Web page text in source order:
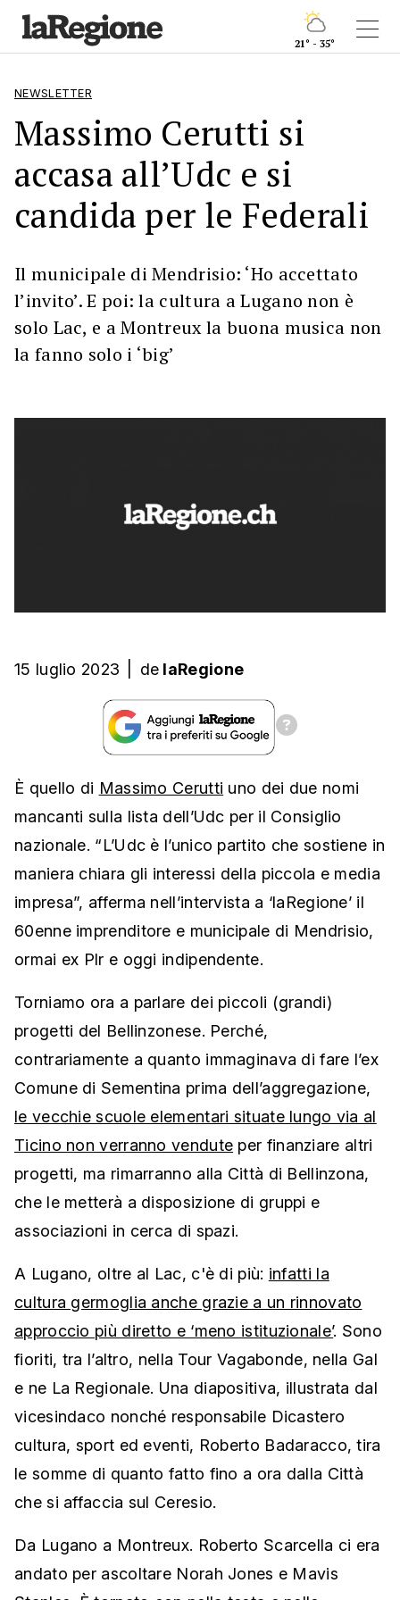
21° - 35°
NEWSLETTER
Massimo Cerutti si
accasa all’Udc e si
candida per le Federali
Il municipale di Mendrisio: ‘Ho accettato
l’invito’. E poi: la cultura a Lugano non è
solo Lac, e a Montreux la buona musica non
la fanno solo i ‘big’
15 luglio 2023 de laRegione
È quello di Massimo Cerutti uno dei due nomi
mancanti sulla lista dell’Udc per il Consiglio
nazionale. “L’Udc è l’unico partito che sostiene in
maniera chiara gli interessi della piccola e media
impresa”, afferma nell’intervista a ‘laRegione’ il
60enne imprenditore e municipale di Mendrisio,
ormai ex Plr e oggi indipendente.
Torniamo ora a parlare dei piccoli (grandi)
progetti del Bellinzonese. Perché,
contrariamente a quanto immaginava di fare l’ex
Comune di Sementina prima dell’aggregazione,
le vecchie scuole elementari situate lungo via al
Ticino non verranno vendute per finanziare altri
progetti, ma rimarranno alla Città di Bellinzona,
che le metterà a disposizione di gruppi e
associazioni in cerca di spazi.
A Lugano, oltre al Lac, c'è di più: infatti la
cultura germoglia anche grazie a un rinnovato
approccio più diretto e ‘meno istituzionale’. Sono
fioriti, tra l’altro, nella Tour Vagabonde, nella Gal
e ne La Regionale. Una diapositiva, illustrata dal
vicesindaco nonché responsabile Dicastero
cultura, sport ed eventi, Roberto Badaracco, tira
le somme di quanto fatto fino a ora dalla Città
che si affaccia sul Ceresio.
Da Lugano a Montreux. Roberto Scarcella ci era
andato per ascoltare Norah Jones e Mavis